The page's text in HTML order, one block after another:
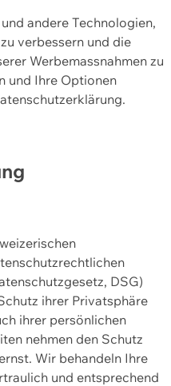
andere Technologien,
verbessern und die
Werbemassnahmen zu
und Ihre Optionen
DSG)
ihrer Privatsphäre
ihrer persönlichen
nehmen den Schutz
Wir behandeln Ihre
und entsprechend